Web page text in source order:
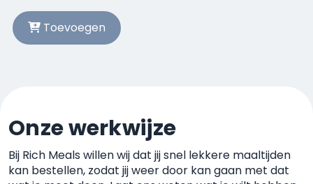
Toevoegen
Onze werkwijze
Bij Rich Meals willen wij dat jij snel lekkere maaltijden
kan bestellen, zodat jij weer door kan gaan met dat